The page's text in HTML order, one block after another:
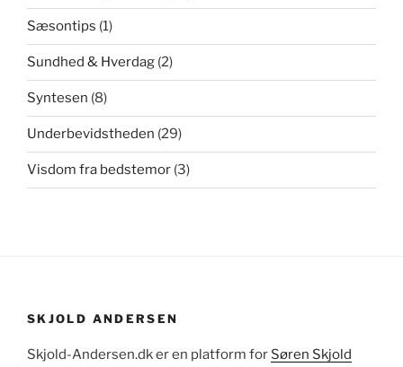
Sæsontips (1)
Sundhed & Hverdag (2)
Syntesen (8)
Underbevidstheden (29)
Visdom fra bedstemor (3)
SKJOLD ANDERSEN
Skjold-Andersen.dk er en platform for Søren Skjold